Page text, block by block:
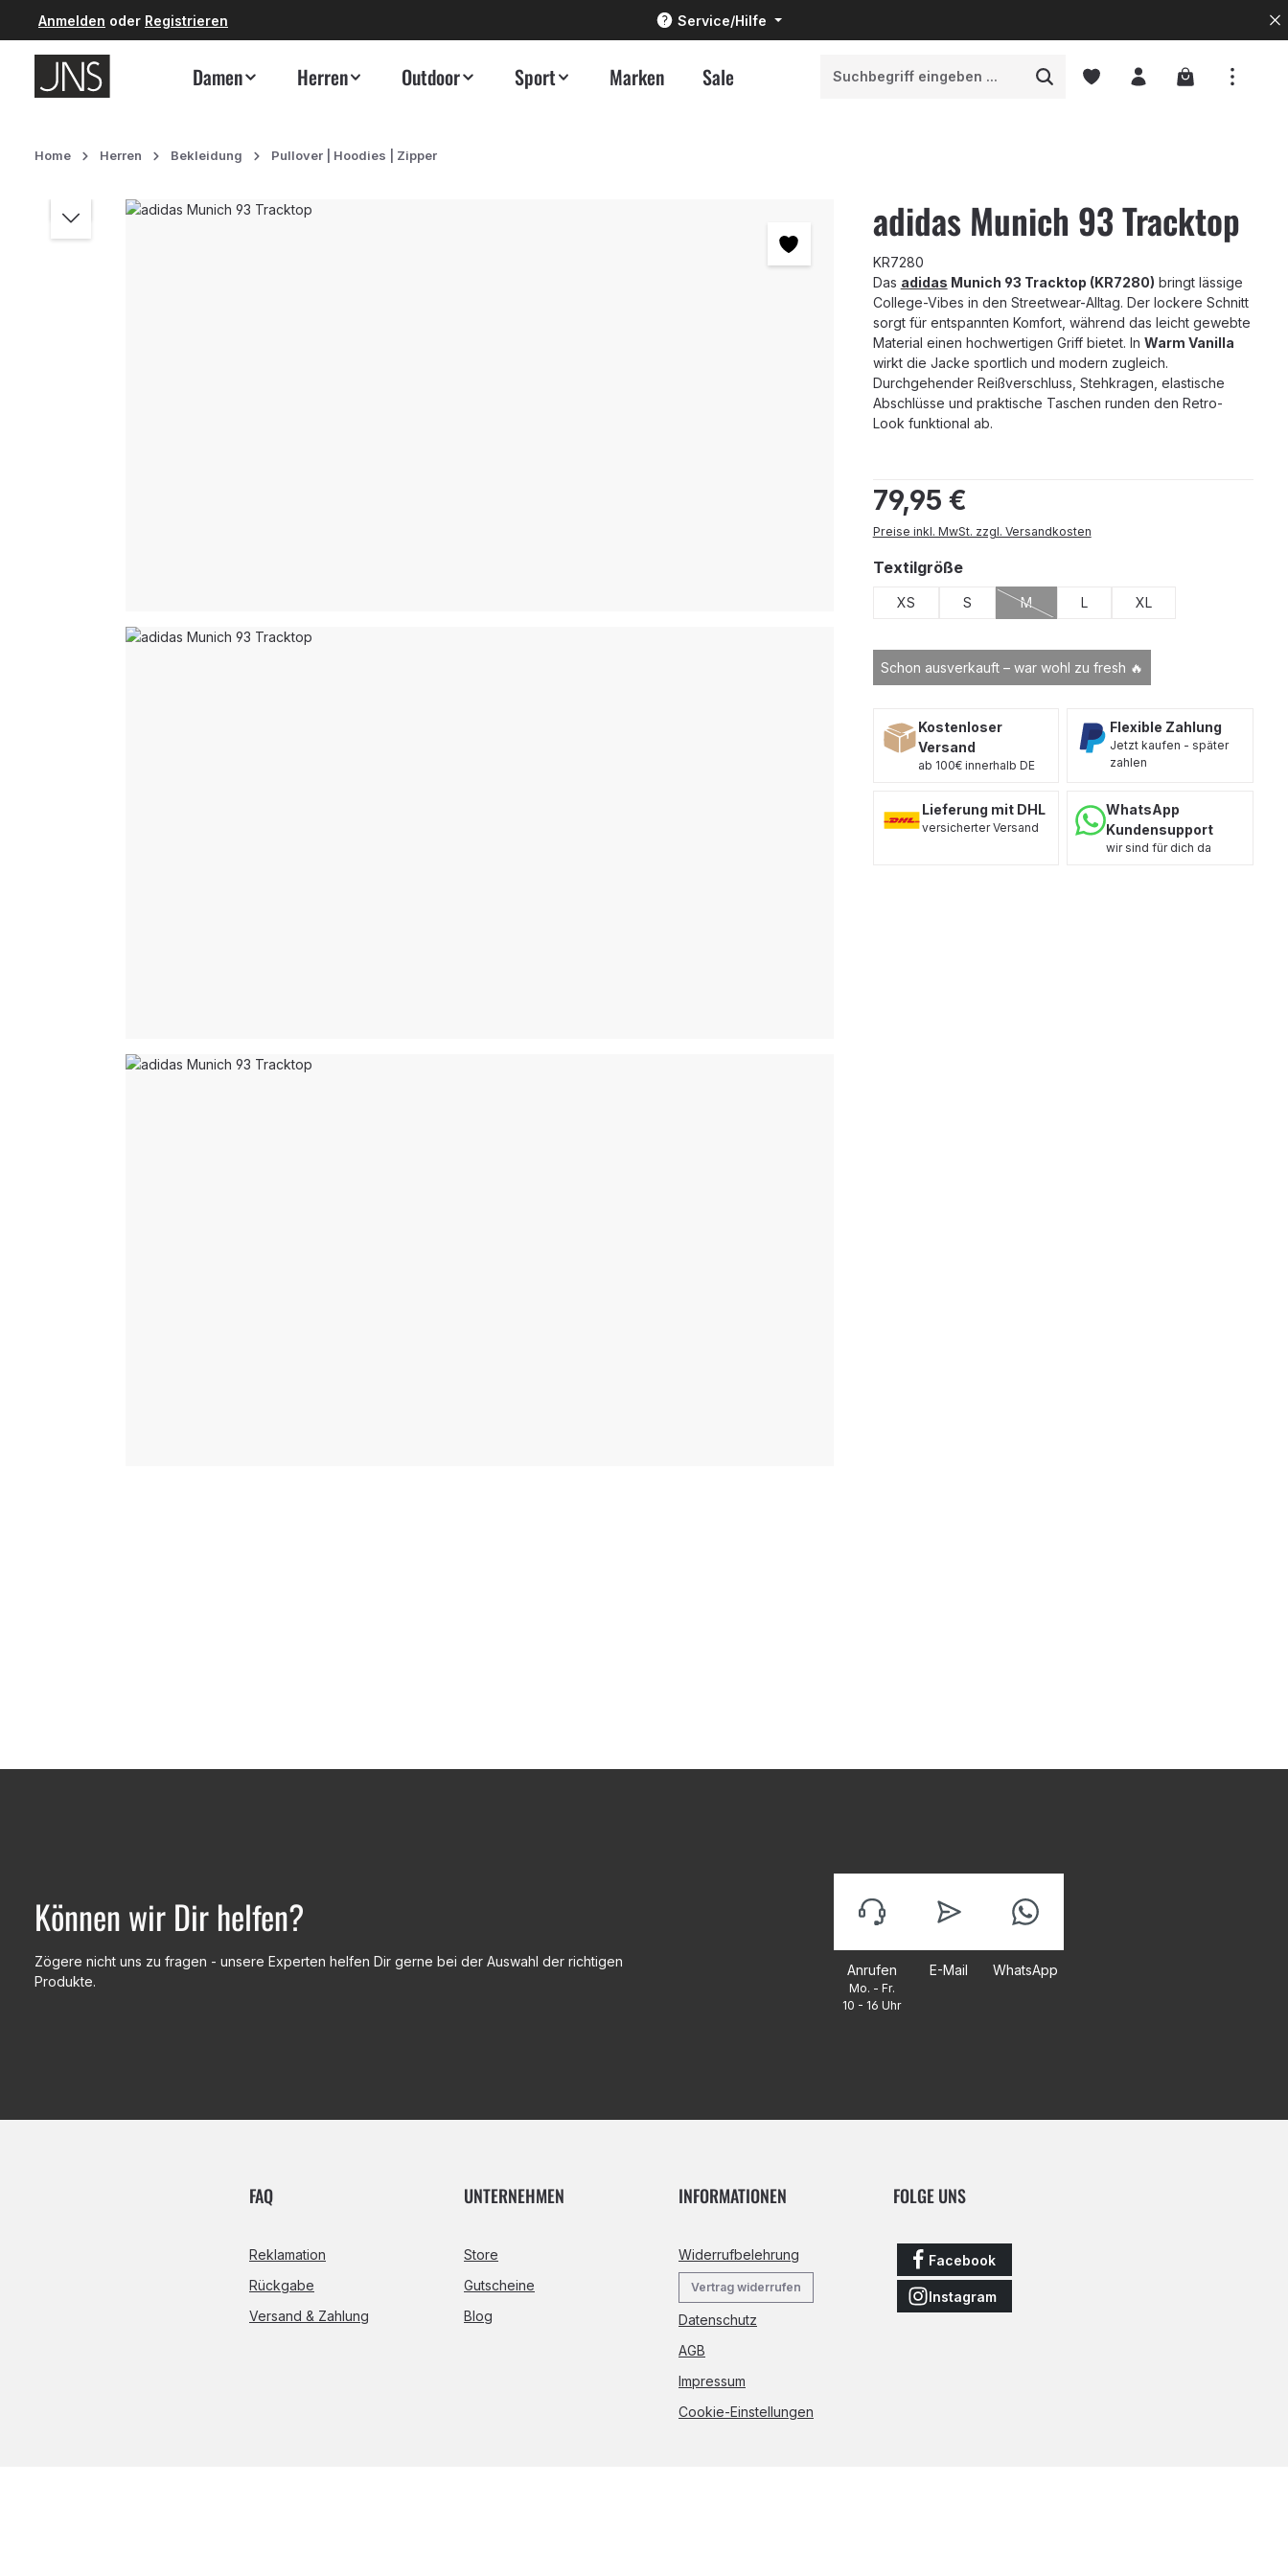
Hauptinhalt springen
Zur Suche springen
Zur Hauptnavigation springen
Anmelden oder Registrieren Service/Hilfe
Damen Herren Outdoor Sport Marken Sale Warenkorb
Home Herren Bekleidung Pullover | Hoodies | Zipper
Bildergalerie überspringen adidas Munich 93 Tracktop
KR7280
Das adidas Munich 93 Tracktop (KR7280) bringt lässige
College-Vibes in den Streetwear-Alltag. Der lockere Schnitt
sorgt für entspannten Komfort, während das leicht gewebte
Material einen hochwertigen Griff bietet. In Warm Vanilla
wirkt die Jacke sportlich und modern zugleich.
Durchgehender Reißverschluss, Stehkragen, elastische
Abschlüsse und praktische Taschen runden den Retro-
Look funktional ab.
Regulärer Preis:
79,95 €
Preise inkl. MwSt. zzgl. Versandkosten
Schon ausverkauft – war wohl zu fresh 🔥
Textilgrößeauswählen
XS S M
(Diese Option ist zurzeit nicht verfügbar.)
L XL
Kostenloser
Versand
ab 100€ innerhalb DE
Flexible Zahlung
Jetzt kaufen - später
zahlen
Lieferung mit DHL
versicherter Versand
WhatsApp
Kundensupport
wir sind für dich da
Können wir Dir helfen?
Zögere nicht uns zu fragen - unsere Experten helfen Dir gerne bei der Auswahl der richtigen
Produkte.
Anrufen
Mo. - Fr.
10 - 16 Uhr
E-Mail WhatsApp
FAQ
Reklamation
Rückgabe
Versand & Zahlung
UNTERNEHMEN
Store
Gutscheine
Blog
INFORMATIONEN
Widerrufbelehrung
Vertrag widerrufen
Datenschutz
AGB
Impressum
Cookie-Einstellungen
FOLGE UNS
Facebook
Instagram